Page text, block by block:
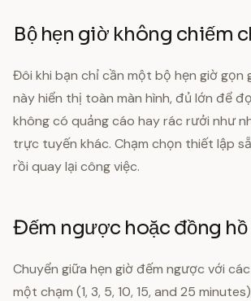
Bộ hẹn giờ không chiếm
Đôi khi bạn chỉ cần một bộ hẹn giờ gọn
này hiển thị toàn màn hình, đủ lớn để
không có quảng cáo hay rác rưởi như
trực tuyến khác. Chạm chọn thiết lập
rồi quay lại công việc.
Đếm ngược hoặc đồng
Chuyển giữa hẹn giờ đếm ngược với
một chạm (1, 3, 5, 10, 15, and 25